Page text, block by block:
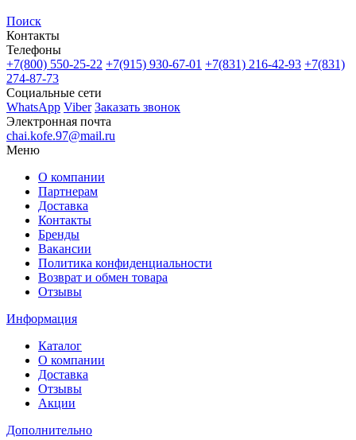
Поиск
Контакты
Телефоны
+7(800) 550-25-22 +7(915) 930-67-01 +7(831) 216-42-93 +7(831)
274-87-73
Социальные сети
WhatsApp Viber Заказать звонок
Электронная почта
chai.kofe.97@mail.ru
Меню
О компании
Партнерам
Доставка
Контакты
Бренды
Вакансии
Политика конфиденциальности
Возврат и обмен товара
Отзывы
Информация
Каталог
О компании
Доставка
Отзывы
Акции
Дополнительно